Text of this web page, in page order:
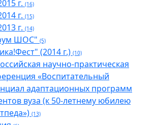
г. (16)
г. (15)
г. (14)
ШОС" (5)
(2014 г.) (10)
научно-практическая
«Воспитательный
адаптационных программ
вуза (к 50-летнему юбилею
(13)